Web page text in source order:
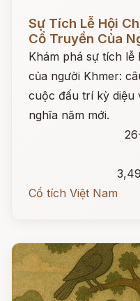
Sự Tích Lễ Hội
Cổ Truyền Của
Khám phá sự tích lễ
của người Khmer:
cuộc đấu trí kỳ diệu
nghĩa năm mới.
Cổ tích Việt Nam